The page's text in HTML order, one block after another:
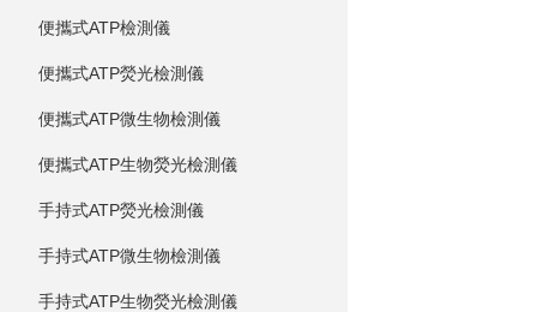
便攜式ATP檢測儀
便攜式ATP熒光檢測儀
便攜式ATP微生物檢測儀
便攜式ATP生物熒光檢測儀
手持式ATP熒光檢測儀
手持式ATP微生物檢測儀
手持式ATP生物熒光檢測儀